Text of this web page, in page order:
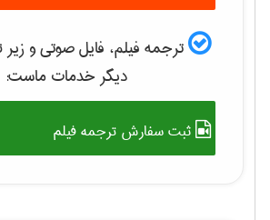
ترجمه فیلم، فایل صوتی و
دیگر خدمات ماست:
ثبت سفارش ترجمه فیلم